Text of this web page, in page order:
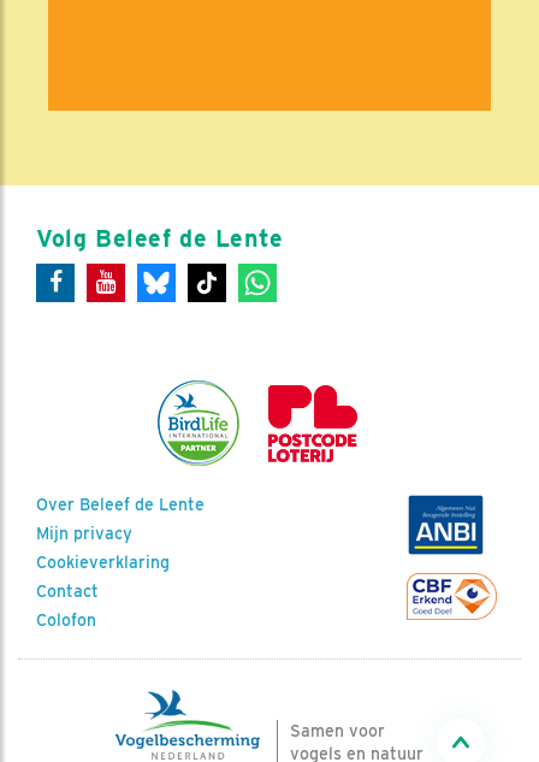
Volg Beleef de Lente
Over Beleef de Lente
Mijn privacy
Cookieverklaring
Contact
Colofon
Samen voor
vogels en natuur